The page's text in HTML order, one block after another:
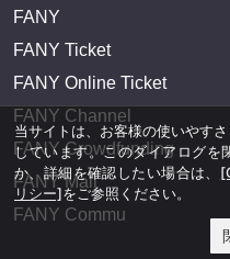
FANY
FANY Ticket
FANY Online Ticket
FANY Channel
FANY Crowdfunding
FANY Mall
FANY Commu
当サイトは、お客様の使いやす
しています。このダイアログを
か、詳細を確認したい場合は、
リシー]をご参照ください。